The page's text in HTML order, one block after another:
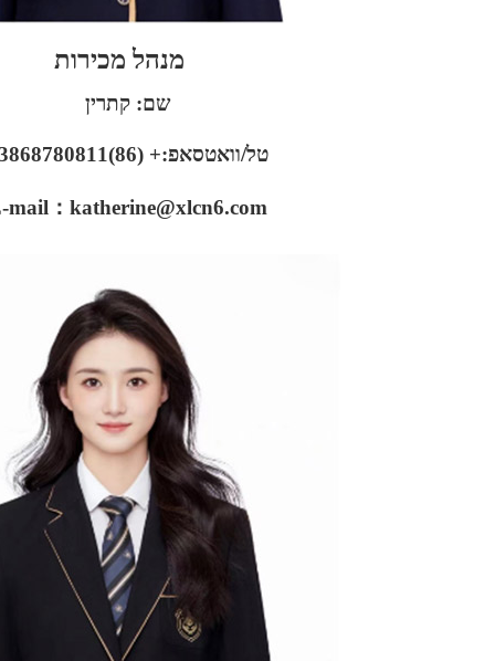
מנהל מכירות
שם: קתרין
טל/וואטסאפ:+ (86)13868780811
mail：katherine@xlcn6.com